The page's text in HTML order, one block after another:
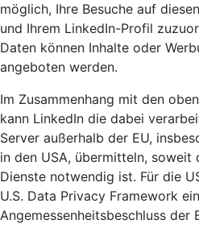
möglich, Ihre Besuche auf
und Ihrem LinkedIn-Profil
Daten können Inhalte oder
angeboten werden.
Im Zusammenhang mit den
kann LinkedIn die dabei
Server außerhalb der EU,
in den USA, übermitteln, soweit
Dienste notwendig ist. Für die
U.S. Data Privacy Framework ein
Angemessenheitsbeschluss der